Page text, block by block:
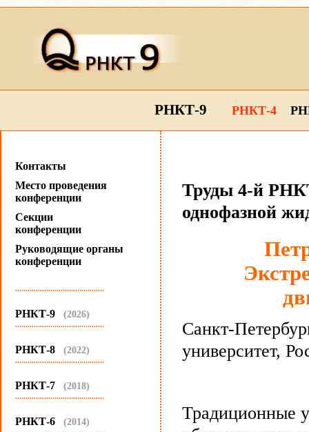
РНКТ-9 РНКТ-4
Контакты
Место проведения
конференции
Секции
конференции
Руководящие органы
конференции
...........................................
РНКТ-9 (2026)
...........................................
РНКТ-8 (2022)
...........................................
РНКТ-7 (2018)
...........................................
РНКТ-6 (2014)
Труды 4-й
однофазной
Санкт-
университет,
Традиционные